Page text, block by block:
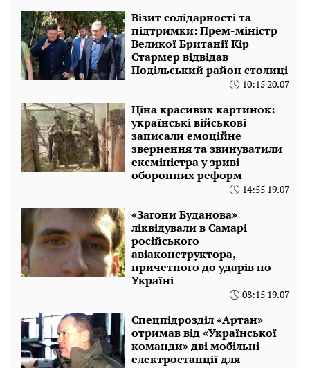
Візит солідарності та
підтримки: Прем-міністр
Великої Британії Кір
Стармер відвідав
Подільський район столиці
10:15 20.07
Ціна красивих картинок:
українські військові
записали емоційне
звернення та звинуватили
ексміністра у зриві
оборонних реформ
14:55 19.07
«Загони Буданова»
ліквідували в Самарі
російського
авіаконструктора,
причетного до ударів по
Україні
08:15 19.07
Спецпідрозділ «Артан»
отримав від «Української
команди» дві мобільні
електростанції для